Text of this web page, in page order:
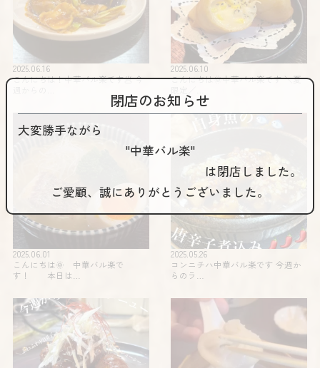
2025.06.16
こんにちは！中華バル楽です🥟 今
2025.06.10
こんにちは🌞中華バル楽です️ ＼夏
2025.06.01
こんにちは🌞 中華バル楽で
す！ 本日は…
2025.05.26
コンニチハ️️中華バル楽です 今週か
らのラ…
閉店のお知らせ
大変勝手ながら
"中華バル楽"
は閉店しました。
ご愛顧、誠にありがとうございました。